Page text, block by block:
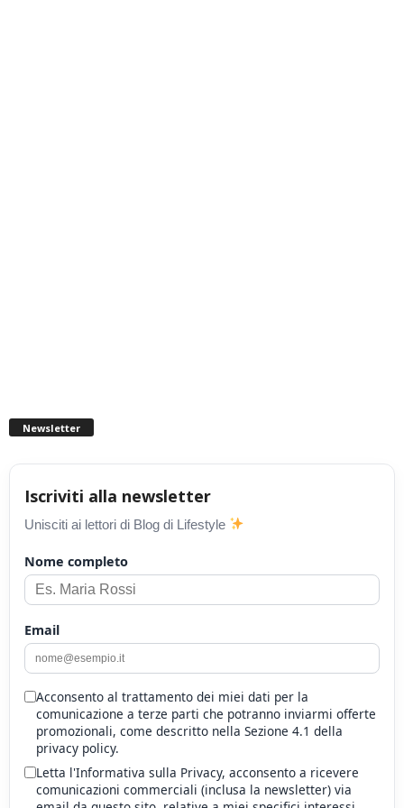
Newsletter
Iscriviti alla newsletter
Unisciti ai lettori di Blog di Lifestyle
Nome completo
Email
Acconsento al trattamento dei miei dati per la
comunicazione a terze parti che potranno inviarmi offerte
promozionali, come descritto nella Sezione 4.1 della
privacy policy.
Letta l'Informativa sulla Privacy, acconsento a ricevere
comunicazioni commerciali (inclusa la newsletter) via